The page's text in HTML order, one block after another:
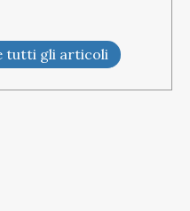
tutti gli articoli